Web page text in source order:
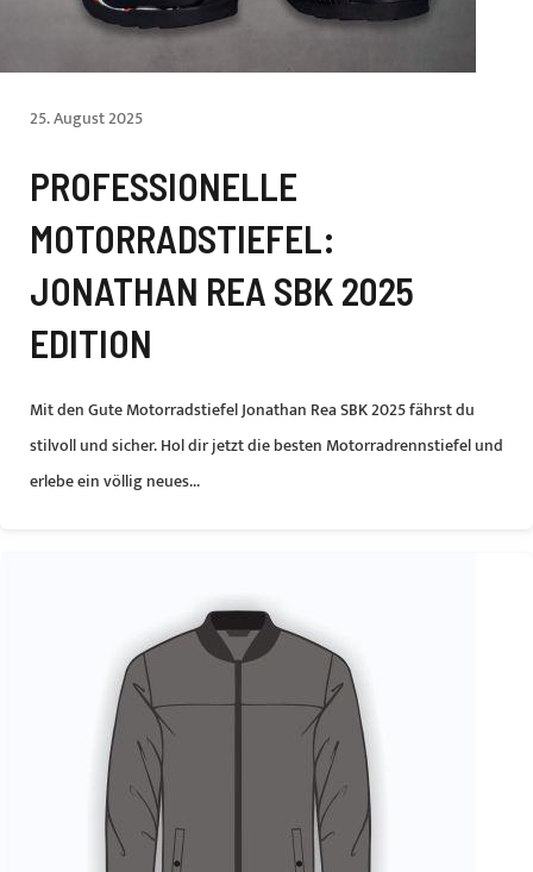
25. August 2025
PROFESSIONELLE
MOTORRADSTIEFEL:
JONATHAN REA SBK 2025
EDITION
Mit den Gute Motorradstiefel Jonathan Rea SBK 2025 fährst du
stilvoll und sicher. Hol dir jetzt die besten Motorradrennstiefel und
erlebe ein völlig neues...